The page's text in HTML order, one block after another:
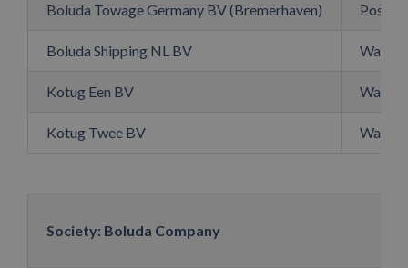
Boluda Towage Germany BV (Bremerhaven)
Boluda Shipping NL BV
Kotug Een BV
Kotug Twee BV
Society: Boluda Company